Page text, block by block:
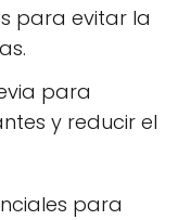
para evitar la
para
y reducir el
para